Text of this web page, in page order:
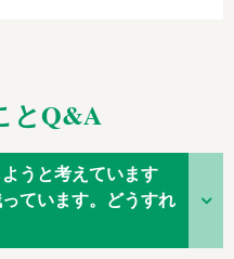
とQ&A
うと考えています
ています。どうすれ